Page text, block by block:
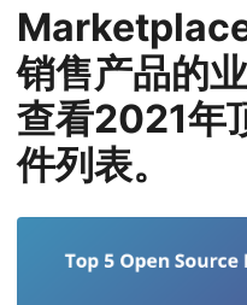
a
t
i
o
n
销售产品的
查看2021年
件列表。